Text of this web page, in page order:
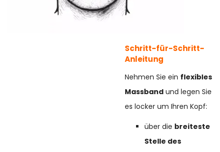
Schritt-für-Schritt-
Anleitung
Nehmen Sie ein flexibles
Massband und legen Sie
es locker um Ihren Kopf:
über die breiteste
Stelle des